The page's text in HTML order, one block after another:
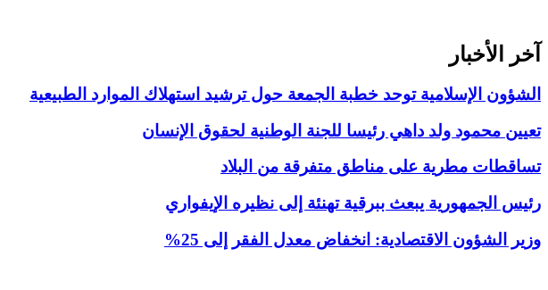
آخر الأخبار
الشؤون الإسلامية توحد خطبة الجمعة حول ترشيد استهلاك الموارد الطبيعية
تعيين محمود ولد داهي رئيسا للجنة الوطنية لحقوق الإنسان
تساقطات مطرية على مناطق متفرقة من البلاد
رئيس الجمهورية يبعث ببرقية تهنئة إلى نظيره الإيفواري
وزير الشؤون الاقتصادية: انخفاض معدل الفقر إلى 25%